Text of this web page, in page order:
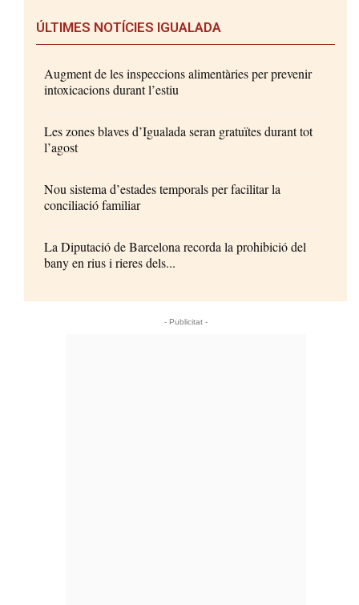
ÚLTIMES NOTÍCIES IGUALADA
Augment de les inspeccions alimentàries per prevenir
intoxicacions durant l’estiu
Les zones blaves d’Igualada seran gratuïtes durant tot
l’agost
Nou sistema d’estades temporals per facilitar la
conciliació familiar
La Diputació de Barcelona recorda la prohibició del
bany en rius i rieres dels...
- Publicitat -